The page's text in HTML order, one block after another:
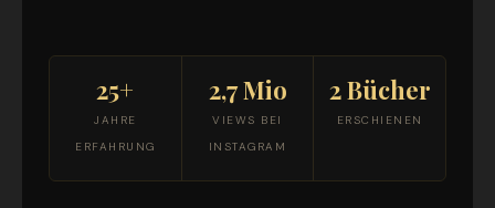
25+
JAHRE
ERFAHRUNG
2,7 Mio
VIEWS BEI
INSTAGRAM
2 Bücher
ERSCHIENEN